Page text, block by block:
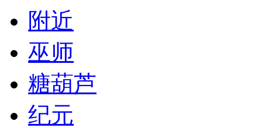
附近
巫师
糖葫芦
纪元